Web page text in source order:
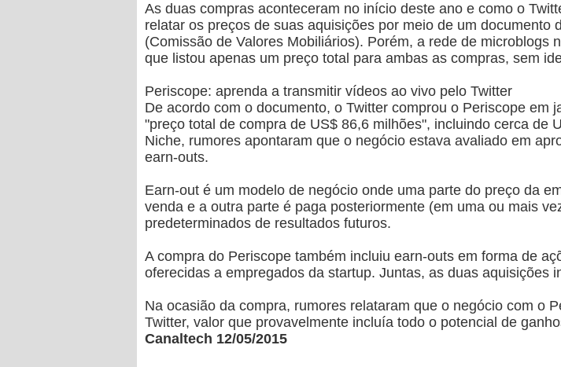
As duas compras aconteceram no início deste ano e como o
relatar os preços de suas aquisições por meio de um
(Comissão de Valores Mobiliários). Porém, a rede de microblogs
que listou apenas um preço total para ambas as compras, sem
Periscope: aprenda a transmitir vídeos ao vivo pelo Twitter
De acordo com o documento, o Twitter comprou o Periscope em
"preço total de compra de US$ 86,6 milhões", incluindo cerca de
Niche, rumores apontaram que o negócio estava avaliado em
earn-outs.
Earn-out é um modelo de negócio onde uma parte do preço da
venda e a outra parte é paga posteriormente (em uma ou mais
predeterminados de resultados futuros.
A compra do Periscope também incluiu earn-outs em forma de
oferecidas a empregados da startup. Juntas, as duas aquisições
Na ocasião da compra, rumores relataram que o negócio com o
Twitter, valor que provavelmente incluía todo o potencial de
Canaltech 12/05/2015